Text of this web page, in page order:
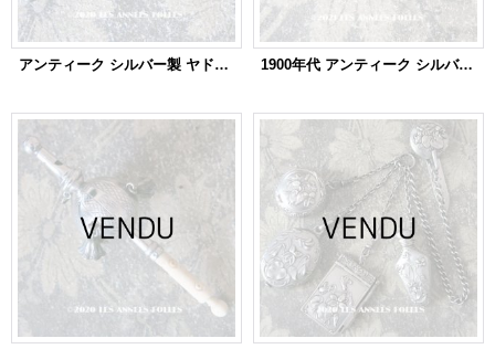
アンティーク シルバー製 ヤドリギのペンシルホルダー - CHARLES MURAT - 1900年代 アンティーク シルバー製 鈴蘭のとても小さなペンシルケース シャトレーヌ用